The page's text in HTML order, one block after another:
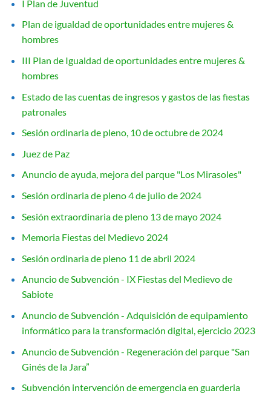
I Plan de Juventud
Plan de igualdad de oportunidades entre mujeres &
hombres
III Plan de Igualdad de oportunidades entre mujeres &
hombres
Estado de las cuentas de ingresos y gastos de las fiestas
patronales
Sesión ordinaria de pleno, 10 de octubre de 2024
Juez de Paz
Anuncio de ayuda, mejora del parque "Los Mirasoles"
Sesión ordinaria de pleno 4 de julio de 2024
Sesión extraordinaria de pleno 13 de mayo 2024
Memoria Fiestas del Medievo 2024
Sesión ordinaria de pleno 11 de abril 2024
Anuncio de Subvención - IX Fiestas del Medievo de
Sabiote
Anuncio de Subvención - Adquisición de equipamiento
informático para la transformación digital, ejercicio 2023
Anuncio de Subvención - Regeneración del parque "San
Ginés de la Jara”
Subvención intervención de emergencia en guarderia